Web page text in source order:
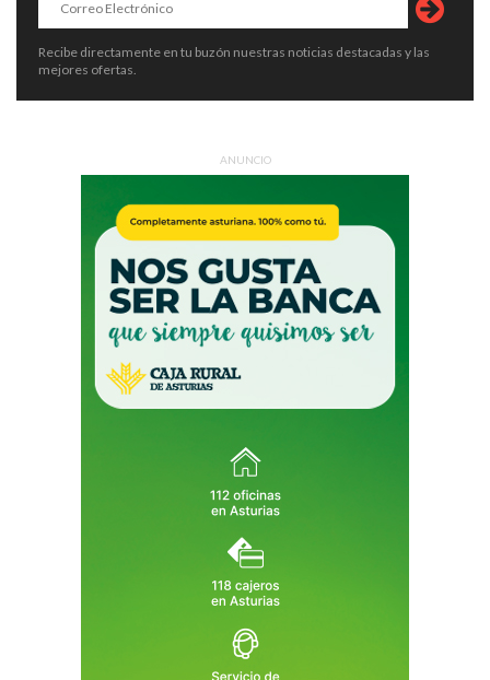
Recibe directamente en tu buzón nuestras noticias destacadas y las
mejores ofertas.
ANUNCIO